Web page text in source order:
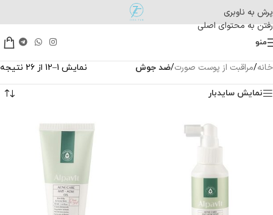
پرش به ناوبری
رفتن به محتوای اصلی
منو
خانه/مراقبت از پوست صورت/ضد جوش نمایش 1–12 از 26 نتیجه
نمایش سایدبار